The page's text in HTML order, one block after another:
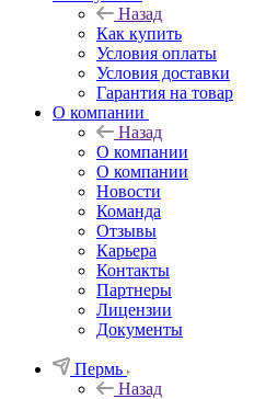
Назад
Как купить
Условия оплаты
Условия доставки
Гарантия на товар
О компании
Назад
О компании
О компании
Новости
Команда
Отзывы
Карьера
Контакты
Партнеры
Лицензии
Документы
Пермь
Назад